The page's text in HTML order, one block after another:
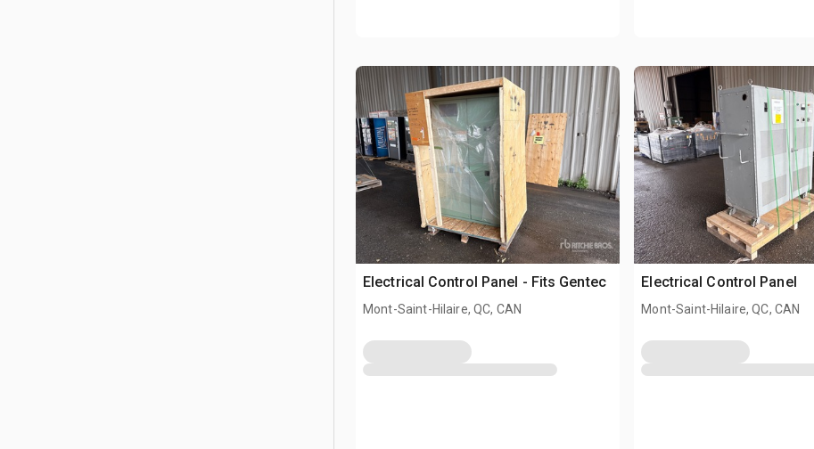
Electrical Control Panel - Fits Gentec
Mont-Saint-Hilaire, QC, CAN
Electrical Control Panel
Mont-Saint-Hilaire, QC, CAN